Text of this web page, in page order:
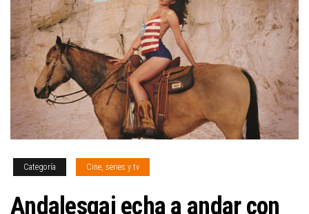
Categoría Cine, series y tv
Andalesgai echa a andar con